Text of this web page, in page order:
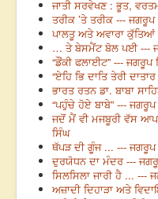
ਜਾਤੀ ਸਰਵੇਖਣ : ਭੂਤ,
ਤਰੀਕ ’ਤੇ ਤਰੀਕ ---
ਪਾਲਤੂ ਅਤੇ ਅਵਾਰਾ ਕੁੱਤਿਆਂ
… ਤੇ ਬੇਸਮੈਂਟ ਬੋਲ ਪਈ ---
“ਡੌਂਕੀ ਫਲਾਈਟ” --- ਜਗਰੂਪ
“ਏਹਿ ਭਿ ਦਾਤਿ ਤੇਰੀ
ਭਾਰਤ ਰਤਨ ਡਾ. ਬਾਬਾ
“ਪਹੁੰਚੇ ਹੋਏ ਬਾਬੇ” ---
ਜਦੋਂ ਮੈਂ ਵੀ ਮਜਬੂਰੀ ਵੱਸ
ਸਿੰਘ
ਥੱਪੜ ਦੀ ਗੂੰਜ ... ---
ਦੁਰਯੋਧਨ ਦਾ ਮੰਦਰ ---
ਸਿਲਸਿਲਾ ਜਾਰੀ ਹੈ ... ---
ਅਜ਼ਾਦੀ ਦਿਹਾੜਾ ਅਤੇ